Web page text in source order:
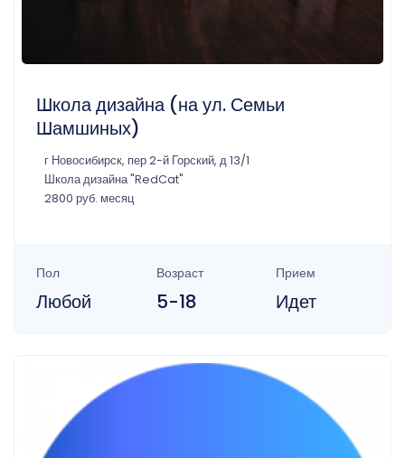
Школа дизайна (на ул. Семьи
Шамшиных)
г Новосибирск, пер 2-й Горский, д 13/1
Школа дизайна "RedCat"
2800 руб. месяц
Пол
Любой
Возраст
5-18
Прием
Идет